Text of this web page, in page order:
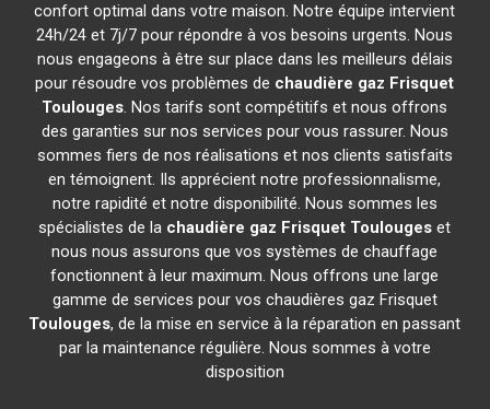
confort optimal dans votre maison. Notre équipe intervient
24h/24 et 7j/7 pour répondre à vos besoins urgents. Nous
nous engageons à être sur place dans les meilleurs délais
pour résoudre vos problèmes de chaudière gaz Frisquet
Toulouges. Nos tarifs sont compétitifs et nous offrons
des garanties sur nos services pour vous rassurer. Nous
sommes fiers de nos réalisations et nos clients satisfaits
en témoignent. Ils apprécient notre professionnalisme,
notre rapidité et notre disponibilité. Nous sommes les
spécialistes de la chaudière gaz Frisquet Toulouges et
nous nous assurons que vos systèmes de chauffage
fonctionnent à leur maximum. Nous offrons une large
gamme de services pour vos chaudières gaz Frisquet
Toulouges, de la mise en service à la réparation en passant
par la maintenance régulière. Nous sommes à votre
disposition